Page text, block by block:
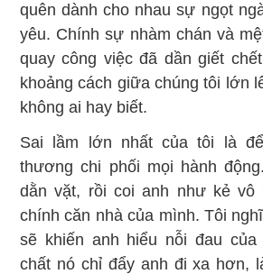
quên dành cho nhau sự ngọt
yêu. Chính sự nhàm chán và
quay công việc đã dần giết
khoảng cách giữa chúng tôi lớn
không ai hay biết.
Sai lầm lớn nhất của tôi là
thương chi phối mọi hành
dằn vặt, rồi coi anh như kẻ vô
chính căn nhà của mình. Tôi
sẽ khiến anh hiểu nỗi đau
chất nó chỉ đẩy anh đi xa hơn,